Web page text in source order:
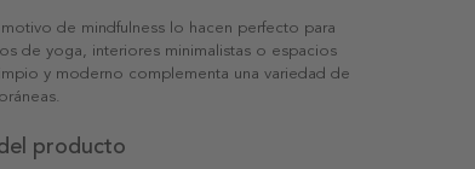
de mindfulness lo hacen perfecto para
de yoga, interiores minimalistas o espacios
y moderno complementa una variedad de
producto